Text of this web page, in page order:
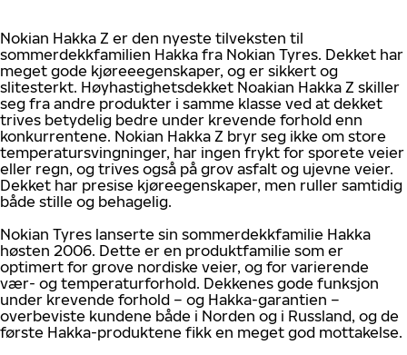
Nokian Hakka Z er den nyeste tilveksten til
sommerdekkfamilien Hakka fra Nokian Tyres. Dekket har
meget gode kjøreeegenskaper, og er sikkert og
slitesterkt. Høyhastighetsdekket Noakian Hakka Z skiller
seg fra andre produkter i samme klasse ved at dekket
trives betydelig bedre under krevende forhold enn
konkurrentene. Nokian Hakka Z bryr seg ikke om store
temperatursvingninger, har ingen frykt for sporete veier
eller regn, og trives også på grov asfalt og ujevne veier.
Dekket har presise kjøreegenskaper, men ruller samtidig
både stille og behagelig.
Nokian Tyres lanserte sin sommerdekkfamilie Hakka
høsten 2006. Dette er en produktfamilie som er
optimert for grove nordiske veier, og for varierende
vær- og temperaturforhold. Dekkenes gode funksjon
under krevende forhold – og Hakka-garantien –
overbeviste kundene både i Norden og i Russland, og de
første Hakka-produktene fikk en meget god mottakelse.